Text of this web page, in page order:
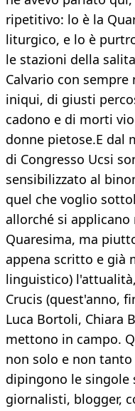
ripetitivo: lo è la
liturgico, e lo è
le stazioni della
Calvario con
iniqui, di giusti
cadono e di morti
donne pietose.E dal
di Congresso Ucsi
sensibilizzato al
quel che voglio
allorché si applicano
Quaresima, ma
appena scritto e già
linguistico)
Crucis (quest'anno,
Luca Bortoli, Chiara
mettono in campo.
non solo e non
dipingono le singole
giornalisti, blogger,